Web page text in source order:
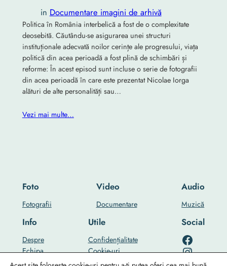
in Documentare imagini de arhivă
Politica în România interbelică a fost de o complexitate
deosebită. Căutându-se asigurarea unei structuri
instituționale adecvată noilor cerințe ale progresului, viața
politică din acea perioadă a fost plină de schimbări și
reforme: În acest episod sunt incluse o serie de fotografii
din acea perioadă în care este prezentat Nicolae Iorga
alături de alte personalități sau…
Vezi mai multe…
Foto
Fotografii
Video
Documentare
Audio
Muzică
Info
Despre
Echipa
…
Utile
Confidențialitate
Cookie-uri
Contact Us
Social
RO-mondo's Facebook page
RO-mondo's Instagram profile